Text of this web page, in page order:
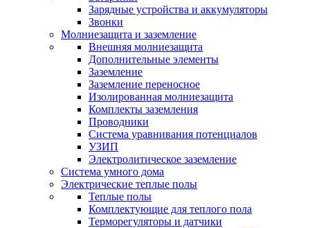
Зарядные устройства и аккумуляторы
Звонки
Молниезащита и заземление
Внешняя молниезащита
Дополнительные элементы
Заземление
Заземление переносное
Изолированная молниезащита
Комплекты заземления
Проводники
Система уравнивания потенциалов
УЗИП
Электролитическое заземление
Система умного дома
Электрические теплые полы
Теплые полы
Комплектующие для теплого пола
Терморегуляторы и датчики